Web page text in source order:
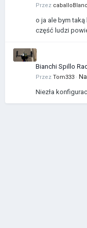
Przez
o ja ale bym
część ludzi
Przez Tom333 ·
Niezła